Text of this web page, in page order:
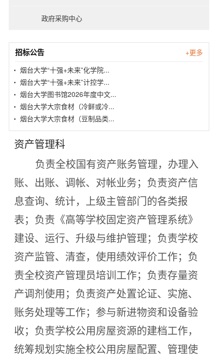
政府采购中心
招标公告
+更多
烟台大学“十强+未来”化学院...
烟台大学“十强+未来”计控学...
烟台大学图书馆2026年度中文...
烟台大学大宗食材（冷鲜或冷...
烟台大学大宗食材（豆制品类...
资产管理科
负责全校国有资产账务管理，办理入
账、出账、调帐、对帐业务；负责资产信
息查询、统计，上级主管部门的各类报
表；负责《高等学校固定资产管理系统》
建设、运行、升级与维护管理；负责学校
资产监管、清查，使用绩效评价工作；负
责全校资产管理员培训工作；负责存量资
产调剂使用；负责资产处置论证、实施、
账务处理等工作；参与新进物资和设备验
收；负责学校公用房屋资源的建档工作，
统筹规划实施全校公用房屋配置、管理使